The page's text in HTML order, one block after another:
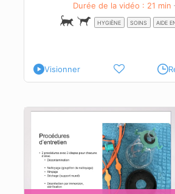
Durée de la vidéo : 21 min
HYGIÈNE SOINS AIDE
Visionner